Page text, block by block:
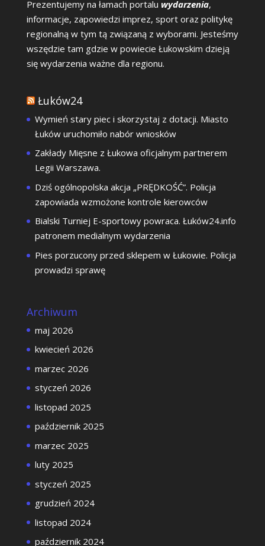
Prezentujemy na łamach portalu wydarzenia,
informacje, zapowiedzi imprez, sport oraz politykę
regionalną w tym tą związaną z wyborami. Jesteśmy
wszędzie tam gdzie w powiecie Łukowskim dzieją
się wydarzenia ważne dla regionu.
Łuków24
Wymień stary piec i skorzystaj z dotacji. Miasto
Łuków uruchomiło nabór wniosków
Zakłady Mięsne z Łukowa oficjalnym partnerem
Legii Warszawa.
Dziś ogólnopolska akcja „PRĘDKOŚĆ”. Policja
zapowiada wzmożone kontrole kierowców
Bialski Turniej E-sportowy powraca. Łuków24.info
patronem medialnym wydarzenia
Pies porzucony przed sklepem w Łukowie. Policja
prowadzi sprawę
Archiwum
maj 2026
kwiecień 2026
marzec 2026
styczeń 2026
listopad 2025
październik 2025
marzec 2025
luty 2025
styczeń 2025
grudzień 2024
listopad 2024
październik 2024